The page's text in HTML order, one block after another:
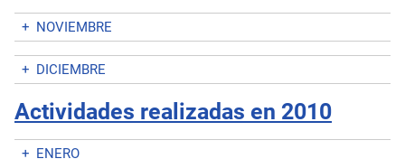
+ NOVIEMBRE
+ DICIEMBRE
Actividades realizadas en 2010
+ ENERO